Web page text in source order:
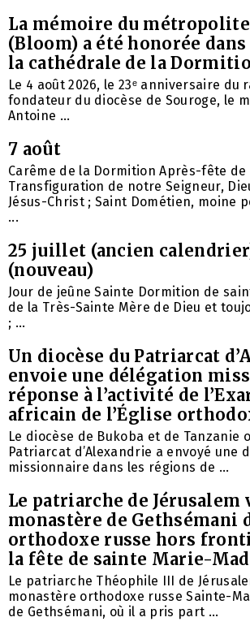
La mémoire du
(Bloom) a été honorée
la cathédrale de la
Le 4 août 2026, le 23ᵉ anniversaire du
fondateur du diocèse de Souroge, le
Antoine ...
7 août
Carême de la Dormition Après-fête de
Transfiguration de notre Seigneur,
Jésus-Christ ; Saint Dométien, moine
...
25 juillet (ancien
(nouveau)
Jour de jeûne Sainte Dormition de
de la Très-Sainte Mère de Dieu et
; ...
Un diocèse du Patriarcat
envoie une délégation
réponse à l’activité de
africain de l’Église
Le diocèse de Bukoba et de Tanzanie
Patriarcat d’Alexandrie a envoyé une
missionnaire dans les régions de ...
Le patriarche de Jérusalem
monastère de Gethsémani
orthodoxe russe hors
la fête de sainte Marie-
Le patriarche Théophile III de
monastère orthodoxe russe Sainte-
de Gethsémani, où il a pris part ...